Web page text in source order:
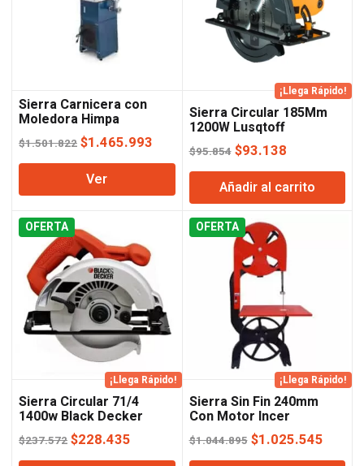
Sierra Carnicera con
Moledora Himpa
$1.501.822 El
precio
original
era:
$1.465.993
precio
es:
$1.465.993.
Ver
¡Llega Rápido!
Sierra Circular 185Mm
1200W Lusqtoff
$95.854 El
precio
original
era:
$95.854.
$93.138El
precio
actual
es:
Añadir al carrito
OFERTA
¡Llega Rápido!
Sierra Circular 71/4
1400w Black Decker
$237.572 El
precio
$228.435
precio
OFERTA
¡Llega Rápido!
Sierra Sin Fin 240mm
Con Motor Incer
$1.044.895 El
precio
$1.025.545El
precio